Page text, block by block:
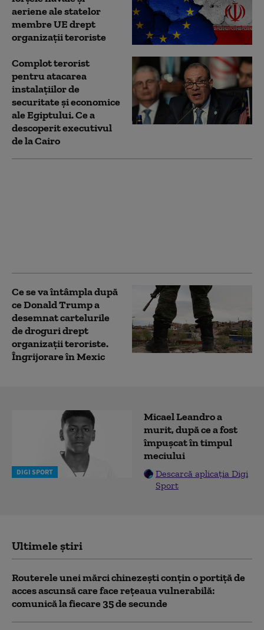
aeriene ale statelor
membre UE drept
organizaţii teroriste
Complot terorist
pentru atacarea
instalațiilor de
securitate și economice
ale Egiptului. Ce a
descoperit executivul
de la Cairo
Ce se va întâmpla după
ce Donald Trump a
desemnat cartelurile
de droguri drept
organizații teroriste.
Îngrijorare în Mexic
DIGI SPORT
Micael Leandro a
murit, după ce a fost
împușcat în timpul
meciului
Descarcă aplicația Digi
Sport
Ultimele știri
Routerele unei mărci chinezești conțin o portiță de
acces ascunsă care face rețeaua vulnerabilă:
comunică la fiecare 35 de secunde